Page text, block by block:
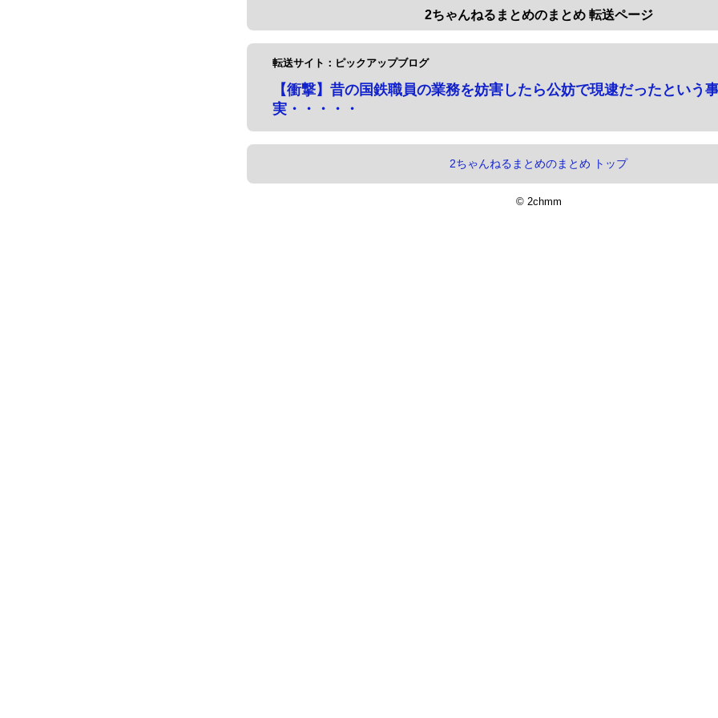
2ちゃんねるまとめのまとめ 転送ページ
転送サイト：ピックアップブログ
【衝撃】昔の国鉄職員の業務を妨害したら公妨で現逮だったという
実・・・・・
2ちゃんねるまとめのまとめ トップ
© 2chmm